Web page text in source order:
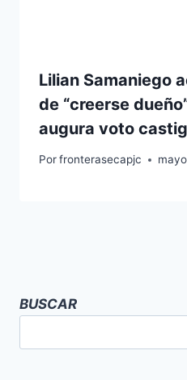
Lilian Samaniego
de “creerse
augura voto
Porfronterasecapjc
BUSCAR